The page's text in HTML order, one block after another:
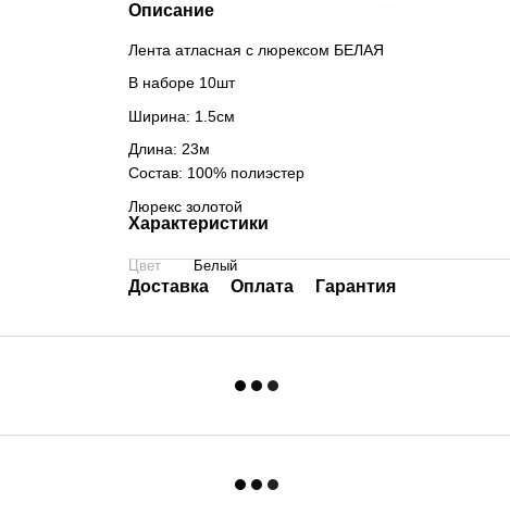
Описание
Лента атласная с люрексом БЕЛАЯ
В наборе 10шт
Ширина: 1.5см
Длина: 23м
Состав: 100% полиэстер
Люрекс золотой
Характеристики
Цвет Белый
Доставка Оплата Гарантия